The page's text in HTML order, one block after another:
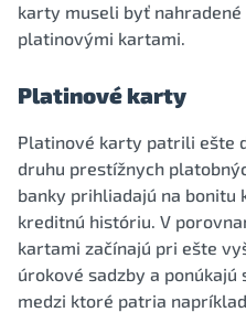
karty museli byť
platinovými kartami.
Platinové karty
Platinové karty patrili ešte
druhu prestížnych
banky prihliadajú na bonitu
kreditnú históriu. V
kartami začínajú pri ešte
úrokové sadzby a
medzi ktoré patria